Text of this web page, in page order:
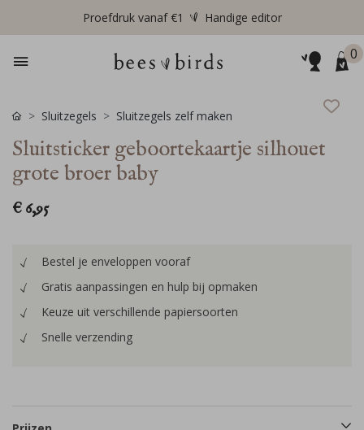
Proefdruk vanaf €1 Handige editor
0
Sluitzegels Sluitzegels zelf maken
Sluitsticker geboortekaartje silhouet
grote broer baby
€ 6,95
Bestel je enveloppen vooraf
Gratis aanpassingen en hulp bij opmaken
Keuze uit verschillende papiersoorten
Snelle verzending